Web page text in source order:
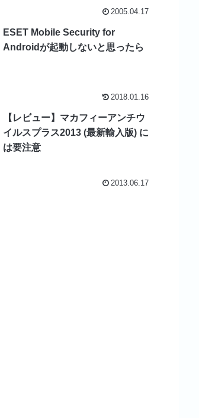
2005.04.17
ESET Mobile Security for
Androidが起動しないと思ったら
2018.01.16
【レビュー】マカフィーアンチウ
イルスプラス2013 (最新輸入版) に
は要注意
2013.06.17